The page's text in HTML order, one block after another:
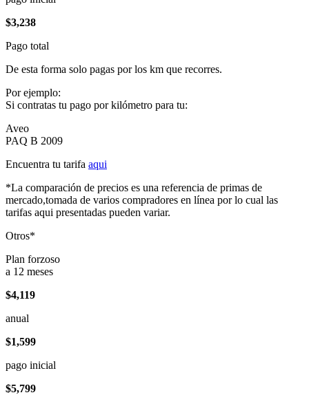
$3,238
Pago total
De esta forma solo pagas por los km que recorres.
Por ejemplo:
Si contratas tu pago por kilómetro para tu:
Aveo
PAQ B 2009
Encuentra tu tarifa aqui
*La comparación de precios es una referencia de primas de
mercado,tomada de varios compradores en línea por lo cual las
tarifas aqui presentadas pueden variar.
Otros*
Plan forzoso
a 12 meses
$4,119
anual
$1,599
pago inicial
$5,799